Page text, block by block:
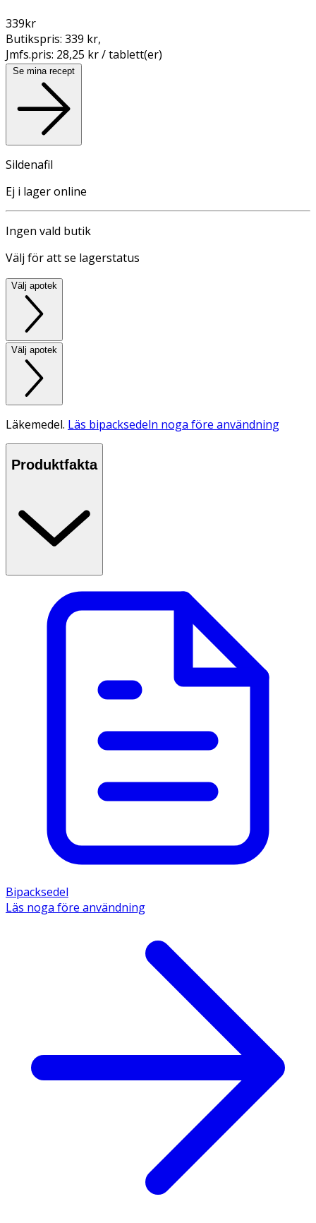
339kr
Butikspris: 339 kr,
Jmfs.pris: 28,25 kr / tablett(er)
Se mina recept
Sildenafil
Ej i lager online
Ingen vald butik
Välj för att se lagerstatus
Välj apotek
Välj apotek
Läkemedel. Läs bipacksedeln noga före användning
Produktfakta
Bipacksedel
Läs noga före användning